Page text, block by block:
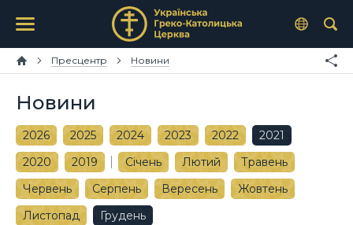
Пресцентр Новини
Новини
2026 2025 2024 2023 2022
2021
2020
2019 Січень Лютий
Травень
Червень
Серпень Вересень
Жовтень
Листопад
Грудень